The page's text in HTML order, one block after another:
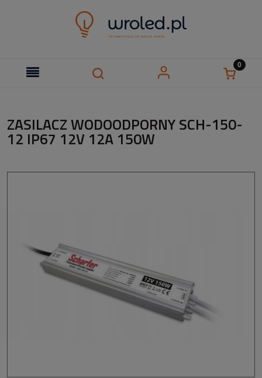
ZASILACZ WODOODPORNY SCH-150-
12 IP67 12V 12A 150W